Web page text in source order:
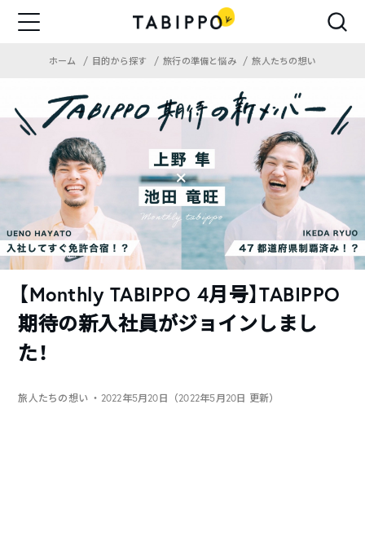
ホーム 目的から探す 旅行の準備と悩み 旅人たちの想い
【Monthly TABIPPO 4月号】TABIPPO
期待の新入社員がジョインしまし
た！
旅人たちの想い ・2022年5月20日（2022年5月20日 更新）